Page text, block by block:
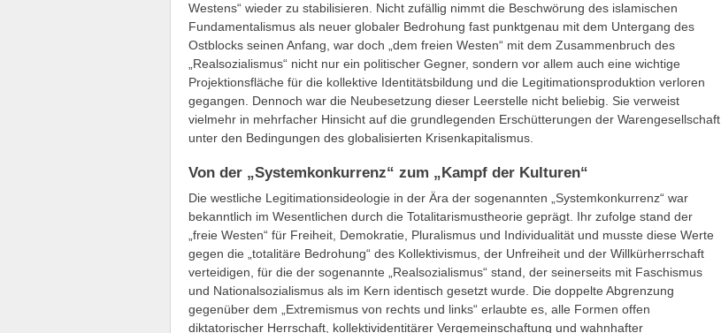
Westens“ wieder zu stabilisieren. Nicht zufällig nimmt die Beschwörung des islamischen
Fundamentalismus als neuer globaler Bedrohung fast punktgenau mit dem Untergang des
Ostblocks seinen Anfang, war doch „dem freien Westen“ mit dem Zusammenbruch des
„Realsozialismus“ nicht nur ein politischer Gegner, sondern vor allem auch eine wichtige
Projektionsfläche für die kollektive Identitätsbildung und die Legitimationsproduktion verloren
gegangen. Dennoch war die Neubesetzung dieser Leerstelle nicht beliebig. Sie verweist
vielmehr in mehrfacher Hinsicht auf die grundlegenden Erschütterungen der Warengesellschaft
unter den Bedingungen des globalisierten Krisenkapitalismus.
Von der „Systemkonkurrenz“ zum „Kampf der Kulturen“
Die westliche Legitimationsideologie in der Ära der sogenannten „Systemkonkurrenz“ war
bekanntlich im Wesentlichen durch die Totalitarismustheorie geprägt. Ihr zufolge stand der
„freie Westen“ für Freiheit, Demokratie, Pluralismus und Individualität und musste diese Werte
gegen die „totalitäre Bedrohung“ des Kollektivismus, der Unfreiheit und der Willkürherrschaft
verteidigen, für die der sogenannte „Realsozialismus“ stand, der seinerseits mit Faschismus
und Nationalsozialismus als im Kern identisch gesetzt wurde. Die doppelte Abgrenzung
gegenüber dem „Extremismus von rechts und links“ erlaubte es, alle Formen offen
diktatorischer Herrschaft, kollektividentitärer Vergemeinschaftung und wahnhafter